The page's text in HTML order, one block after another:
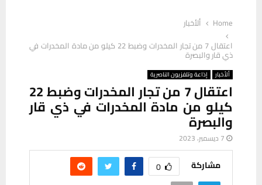
Home
ألأخبار
اعتقال 7 من تجار المخدرات وضبط 22 كيلو من مادة المخدرات في
ذي قار والبصرة
ألأخبار إذاعة وتلفزيون الناصرية
اعتقال 7 من تجار المخدرات وضبط 22
كيلو من مادة المخدرات في ذي قار
والبصرة
7 ديسمبر، 2023
مشاركة 0